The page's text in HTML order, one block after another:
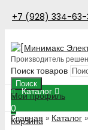
+7 (928) 334-63-
Производитель
Поиск товаров
Поиск
Мой профиль
0
Корзина
Каталог
Главная » Каталог »